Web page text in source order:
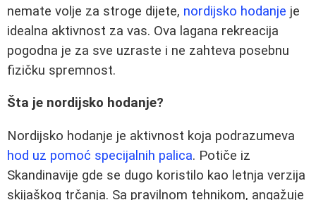
nemate volje za stroge dijete, nordijsko hodanje je
idealna aktivnost za vas. Ova lagana rekreacija
pogodna je za sve uzraste i ne zahteva posebnu
fizičku spremnost.
Šta je nordijsko hodanje?
Nordijsko hodanje je aktivnost koja podrazumeva
hod uz pomoć specijalnih palica. Potiče iz
Skandinavije gde se dugo koristilo kao letnja verzija
skijaškog trčanja. Sa pravilnom tehnikom, angažuje